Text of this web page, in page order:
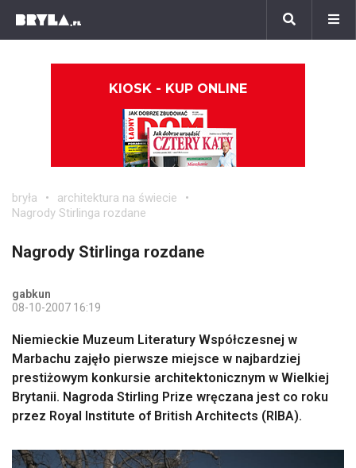
KIOSK - KUP ONLINE
bryła
architektura na świecie
Nagrody Stirlinga rozdane
Nagrody Stirlinga rozdane
gabkun
08-10-2007 16:19
Niemieckie Muzeum Literatury Współczesnej w
Marbachu zajęło pierwsze miejsce w najbardziej
prestiżowym konkursie architektonicznym w Wielkiej
Brytanii. Nagroda Stirling Prize wręczana jest co roku
przez Royal Institute of British Architects (RIBA).